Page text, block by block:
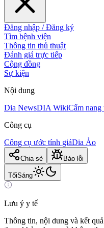
Đăng nhập / Đăng ký
Tìm bệnh viện
Thông tin thủ thuật
Đánh giá trực tiếp
Cộng đồng
Sự kiện
Nội dung
Dia NewsDIA WikiCẩm nang
Công cụ
Công cụ ước tính giáDia Ảo
Chia sẻ Báo lỗi
TốiSáng
Lưu ý y tế
Thông tin, nội dung và kết